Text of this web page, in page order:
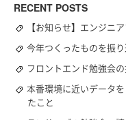
RECENT POSTS
【お知らせ】エンジニ
今年つくったものを振
フロントエンド勉強会
本番環境に近いデータ
たこと